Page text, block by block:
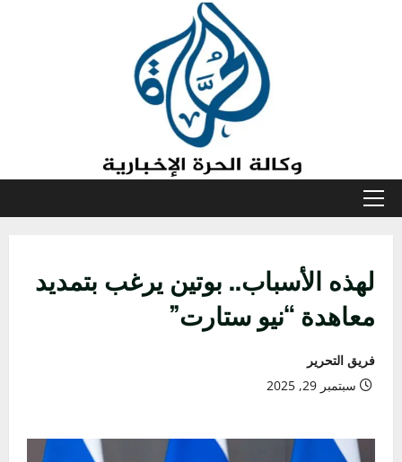
القائمة
لهذه الأسباب.. بوتين يرغب بتمديد
معاهدة “نيو ستارت”
فريق التحرير
سبتمبر 29, 2025